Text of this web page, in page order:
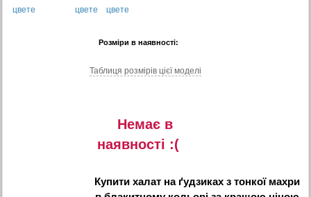
Розміри в наявності:
Таблиця розмiрiв цiєї моделi
Немає в
наявностi :(
Купити халат на ґудзиках з тонкої махри